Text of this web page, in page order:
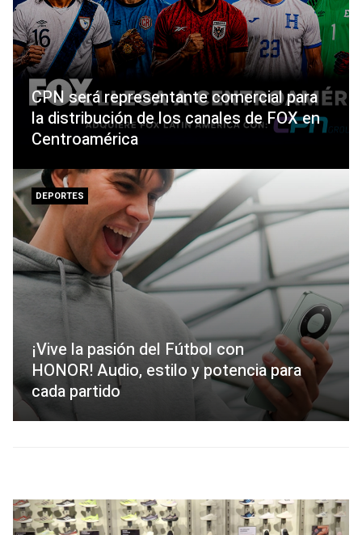
CPN será representante comercial para
la distribución de los canales de FOX en
Centroamérica
DEPORTES
¡Vive la pasión del Fútbol con
HONOR! Audio, estilo y potencia para
cada partido
Previous Next